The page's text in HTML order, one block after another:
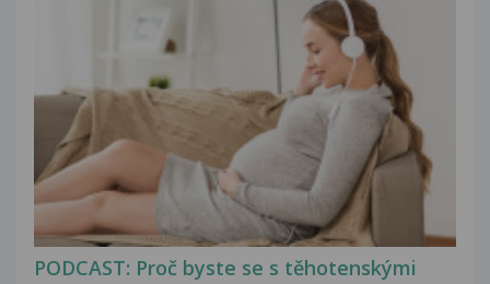
PODCAST: Proč byste se s těhotenskými